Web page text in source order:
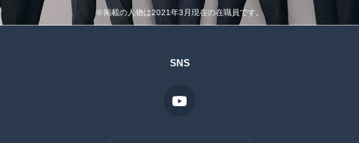
※掲載の人物は2021年3月現在の在職員です。
SNS